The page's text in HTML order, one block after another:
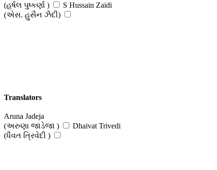
(હર્ષલ પુષ્કર્ણા )
S Hussain Zaidi
(એસ. હુસૈન ઝૈદી)
Translators
Aruna Jadeja
(અરુણા જાડેજા )
Dhaivat Trivedi
(ધૈવત ત્રિવેદી )